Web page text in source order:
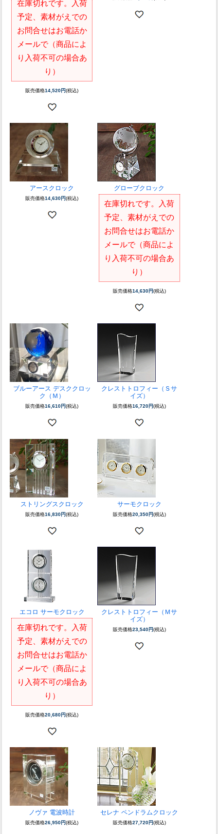
在庫切れです。入荷
予定、素材がえでの
お問合せはお電話か
メールで（商品によ
り入荷不可の場合あ
り）
販売価格14,520円(税込)
アースクロック
販売価格14,630円(税込)
グローブクロック
在庫切れです。入荷
予定、素材がえでの
お問合せはお電話か
メールで（商品によ
り入荷不可の場合あ
り）
販売価格14,630円(税込)
ブルーアース デスククロッ
ク（Ｍ）
販売価格16,610円(税込)
クレストトロフィー（Ｓサ
イズ）
販売価格16,720円(税込)
ストリングスクロック
販売価格16,830円(税込)
サーモクロック
販売価格20,350円(税込)
エコロ サーモクロック
在庫切れです。入荷
予定、素材がえでの
お問合せはお電話か
メールで（商品によ
り入荷不可の場合あ
り）
販売価格20,680円(税込)
クレストトロフィー（Ｍサ
イズ）
販売価格23,540円(税込)
ノヴァ 電波時計
販売価格26,950円(税込)
セレナ ペンドラムクロック
販売価格27,720円(税込)